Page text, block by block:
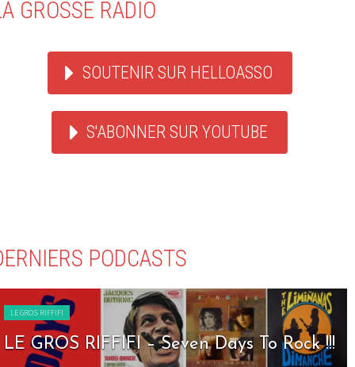
GROSSE RADIO
SOUTENIR SUR HELLOASSO
S'ABONNER SUR YOUTUBE
PODCASTS
LE GROS RIFFIFI
LE GROS RIFFIFI – Seven Days To Rock !!!